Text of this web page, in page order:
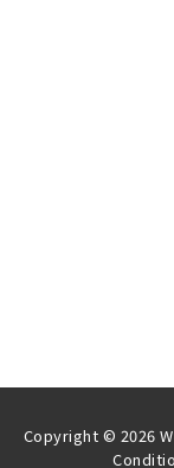
Copyright © 2026